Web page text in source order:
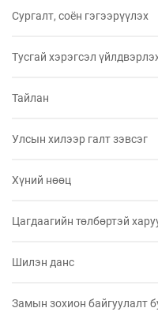
Сургалт, соён гэгээрүүлэх
Тусгай хэрэгсэл
Тайлан
Улсын хилээр галт зэвсэг
Хүний нөөц
Цагдаагийн төлбөртэй
Шилэн данс
Замын зохион байгуулалт